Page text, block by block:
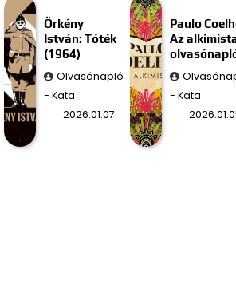
Örkény
István: Tóték
(1964)
Olvasónapló
- Kata
2026.01.07.
Paulo
Az
- Kata